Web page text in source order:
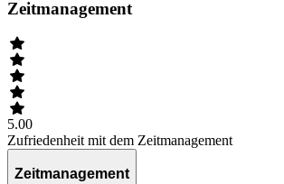
Zeitmanagement
5.00
Zufriedenheit mit dem Zeitmanagement
Zeitmanagement